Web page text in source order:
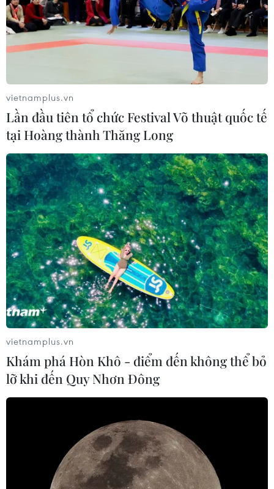
Việt Nam ưu tiên cao nhất cho
''tương lai xanh''
27/11/2021 01:10
Việt Nam đã và đang tích cực tham gian thực hiện các
cam kết “xanh,” được cộng đồng quốc tế đánh giá cao,
đã có những đóng góp đi đầu cho “ngôi nhà chung” an
toàn của nhân loại.
Vinh danh 21 tổ chức, cá nhân nỗ lực đóng
góp giải cứu loài hoang dã
vietnamplus.vn
Lần đầu tiên tổ chức Festival Võ thuật quốc tế
tại Hoàng thành Thăng Long
vietnamplus.vn
Khám phá Hòn Khô - điểm đến không thể bỏ
lỡ khi đến Quy Nhơn Đông